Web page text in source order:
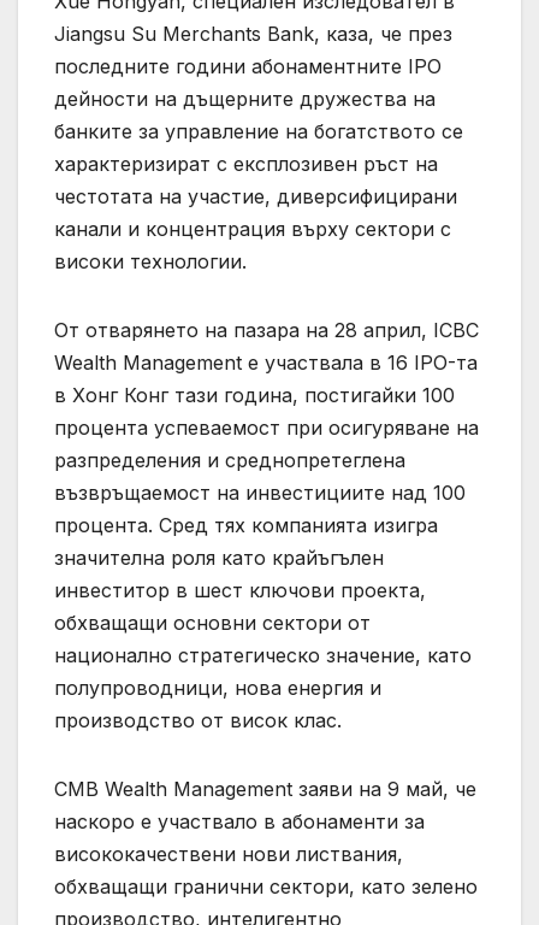
Jiangsu Su Merchants Bank, каза, че през
последните години абонаментните IPO
дейности на дъщерните дружества на
банките за управление на богатството се
характеризират с експлозивен ръст на
честотата на участие, диверсифицирани
канали и концентрация върху сектори с
високи технологии.
От отварянето на пазара на 28 април, ICBC
Wealth Management е участвала в 16 IPO-та
в Хонг Конг тази година, постигайки 100
процента успеваемост при осигуряване на
разпределения и среднопретеглена
възвръщаемост на инвестициите над 100
процента. Сред тях компанията изигра
значителна роля като крайъгълен
инвеститор в шест ключови проекта,
обхващащи основни сектори от
национално стратегическо значение, като
полупроводници, нова енергия и
производство от висок клас.
CMB Wealth Management заяви на 9 май, че
наскоро е участвало в абонаменти за
висококачествени нови листвания,
обхващащи гранични сектори, като зелено
производство, интелигентно